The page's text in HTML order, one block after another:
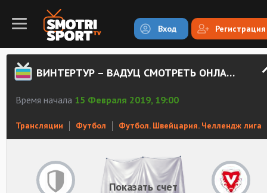
Вход Регистрация
ВИНТЕРТУР – ВАДУЦ СМОТРЕТЬ ОНЛАЙН
Время начала 15 Февраля 2019, 19:00
Трансляции Футбол Футбол. Швейцария. Челлендж лига
Показать счет